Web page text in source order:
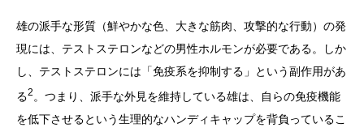
雄の派手な形質（鮮やかな色、大きな筋肉、攻撃的な行動）の発
現には、テストステロンなどの男性ホルモンが必要である。しか
し、テストステロンには「免疫系を抑制する」という副作用があ
る2 。つまり、派手な外見を維持している雄は、自らの免疫機能
を低下させるという生理的なハンディキャップを背負っているこ